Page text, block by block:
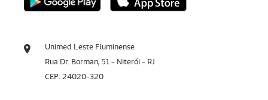
Unimed Leste Fluminense
Rua Dr. Borman, 51 - Niterói - RJ
CEP: 24020-320